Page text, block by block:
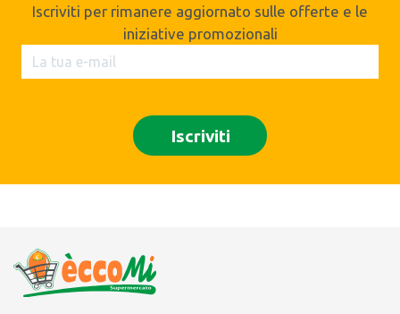
Iscriviti per rimanere aggiornato sulle offerte e le
iniziative promozionali